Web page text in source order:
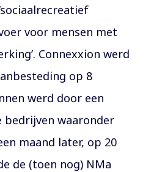
voor mensen met
Connexxion werd
op 8
werd door een
bedrijven waaronder
maand later, op 20
de (toen nog) NMa